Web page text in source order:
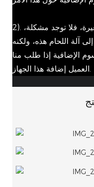
2). إذا كنت ترغب في اللحام بزاوية متغيرة، فلا توجد مشكلة،
آلة اللحام هذه، ولكنه
الإضافية إذا طلب منا
العميل إضافة هذا الجهاز.